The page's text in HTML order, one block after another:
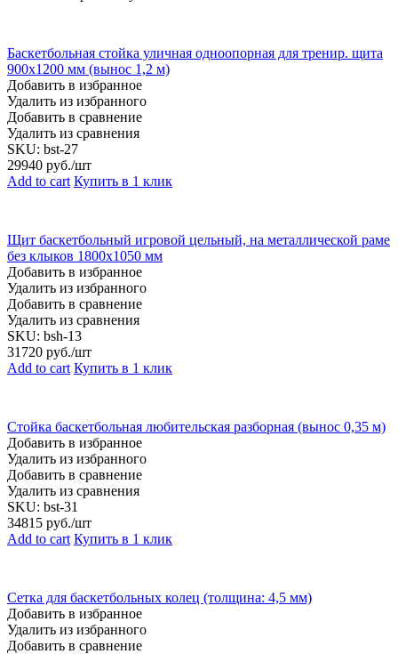
Баскетбольная стойка уличная одноопорная для тренир. щита
900х1200 мм (вынос 1,2 м)
Добавить в избранное
Удалить из избранного
Добавить в сравнение
Удалить из сравнения
SKU: bst-27
29940 руб./шт
Add to cart Купить в 1 клик
Щит баскетбольный игровой цельный, на металлической раме
без клыков 1800х1050 мм
Добавить в избранное
Удалить из избранного
Добавить в сравнение
Удалить из сравнения
SKU: bsh-13
31720 руб./шт
Add to cart Купить в 1 клик
Стойка баскетбольная любительская разборная (вынос 0,35 м)
Добавить в избранное
Удалить из избранного
Добавить в сравнение
Удалить из сравнения
SKU: bst-31
34815 руб./шт
Add to cart Купить в 1 клик
Сетка для баскетбольных колец (толщина: 4,5 мм)
Добавить в избранное
Удалить из избранного
Добавить в сравнение